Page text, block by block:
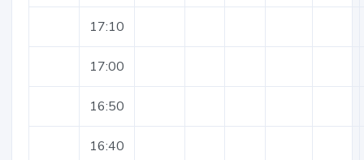
17:10
17:00
16:50
16:40